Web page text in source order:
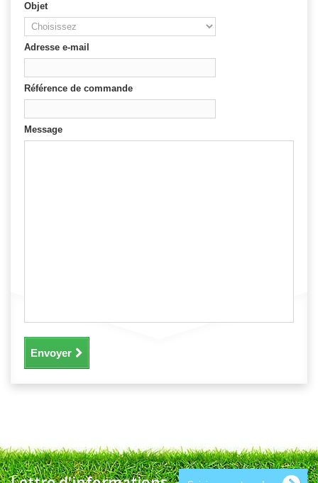
Objet
Adresse e-mail
Référence de commande
Message
Envoyer